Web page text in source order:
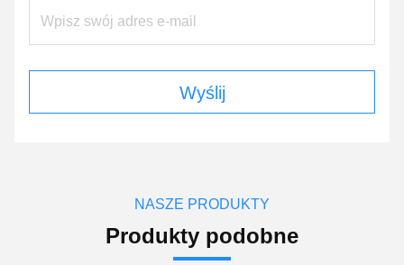
Wyślij
NASZE PRODUKTY
Produkty podobne